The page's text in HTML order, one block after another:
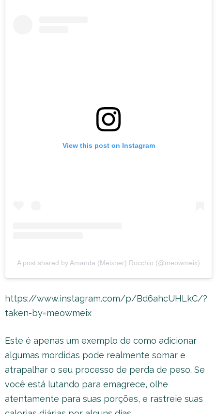
View this post on Instagram
A post shared by Amanda (Meixner) Rocchio (@meowmeix)
https://www.instagram.com/p/Bd6ahcUHLkC/?
taken-by=meowmeix
Este é apenas um exemplo de como adicionar
algumas mordidas pode realmente somar e
atrapalhar o seu processo de perda de peso. Se
você está lutando para emagrece, olhe
atentamente para suas porções, e rastreie suas